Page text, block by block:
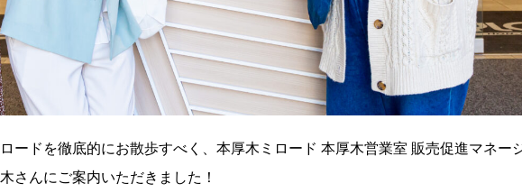
ードを徹底的にお散歩すべく、本厚木ミロード 本厚木営業室 販売促進マネー
さんにご案内いただきました！